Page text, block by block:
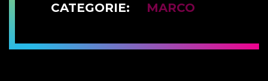
CATEGORIE:
MARCO